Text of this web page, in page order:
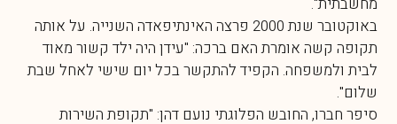
באוקטובר שנת 2000 פרצה האינתיפאדה השנייה. על אותה
תקופה קשה אומרת האם ברכה: "עידן היה ילד קשור מאוד
לבית ולמשפחה. הקפיד להתקשר בכל יום שישי לאחל שבת
שלום".
סיפר חברו, החובש הפלוגתי נועם דהן: "תקופת השירות